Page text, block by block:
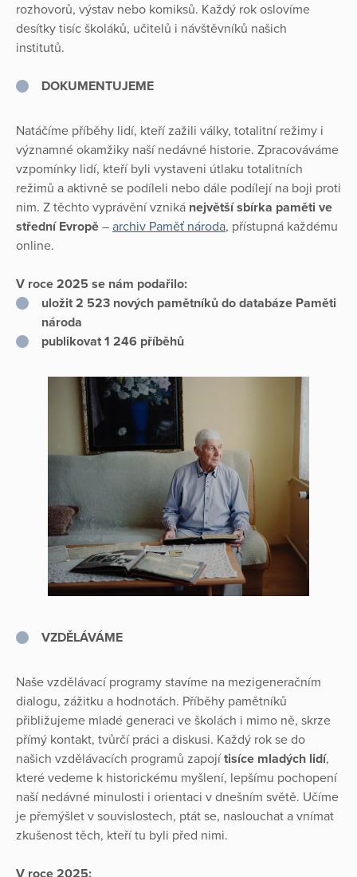
rozhovorů, výstav nebo komiksů. Každý rok oslovíme
desítky tisíc školáků, učitelů i návštěvníků našich
institutů.
DOKUMENTUJEME
Natáčíme příběhy lidí, kteří zažili války, totalitní režimy i
významné okamžiky naší nedávné historie. Zpracováváme
vzpomínky lidí, kteří byli vystaveni útlaku totalitních
režimů a aktivně se podíleli nebo dále podílejí na boji proti
nim. Z těchto vyprávění vzniká největší sbírka paměti ve
střední Evropě – archiv Paměť národa, přístupná každému
online.
V roce 2025 se nám podařilo:
uložit 2 523 nových pamětníků do databáze Paměti
národa
publikovat 1 246 příběhů
VZDĚLÁVÁME
Naše vzdělávací programy stavíme na mezigeneračním
dialogu, zážitku a hodnotách. Příběhy pamětníků
přibližujeme mladé generaci ve školách i mimo ně, skrze
přímý kontakt, tvůrčí práci a diskusi. Každý rok se do
našich vzdělávacích programů zapojítisíce mladých lidí,
které vedeme k historickému myšlení, lepšímu pochopení
naší nedávné minulosti i orientaci v dnešním světě. Učíme
je přemýšlet v souvislostech, ptát se, naslouchat a vnímat
zkušenost těch, kteří tu byli před nimi.